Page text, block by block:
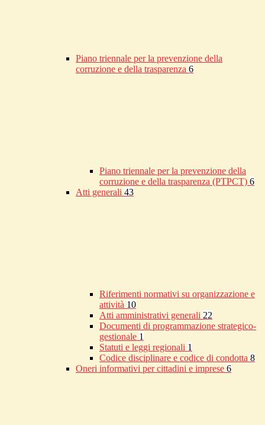
Piano triennale per la prevenzione della
corruzione e della trasparenza 6
Piano triennale per la prevenzione della
corruzione e della trasparenza (PTPCT) 6
Atti generali 43
Riferimenti normativi su organizzazione e
attività 10
Atti amministrativi generali 22
Documenti di programmazione strategico-
gestionale 1
Statuti e leggi regionali 1
Codice disciplinare e codice di condotta 8
Oneri informativi per cittadini e imprese 6